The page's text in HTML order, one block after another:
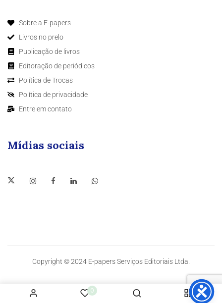
0
Sobre a E-papers
Livros no prelo
Publicação de livros
Editoração de periódicos
Política de Trocas
Política de privacidade
Entre em contato
Mídias sociais
Copyright © 2024 E-papers Serviços Editoriais Ltda.